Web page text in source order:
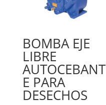
BOMBA EJE
LIBRE
AUTOCEBANT
E PARA
DESECHOS